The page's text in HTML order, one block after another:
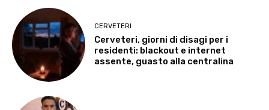
CERVETERI
Cerveteri, giorni di disagi per i
residenti: blackout e internet
assente, guasto alla centralina